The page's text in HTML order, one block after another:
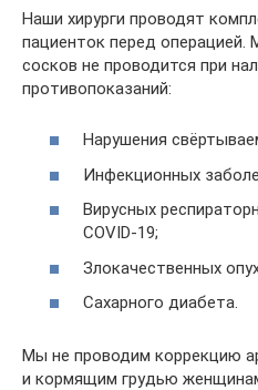
Наши хирурги проводят
пациенток перед операцией.
сосков не проводится при
противопоказаний:
Нарушения
Инфекционных
Вирусных
COVID-19;
Злокачественных
Сахарного диабета.
Мы не проводим коррекцию
и кормящим грудью